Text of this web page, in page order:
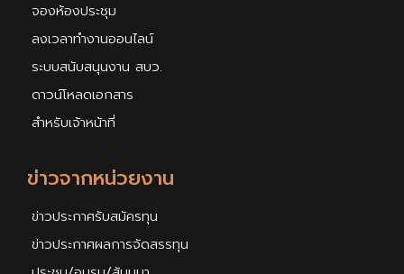
ข่าวจากหน่วยงาน
ข่าวประกาศรับสมัครทุน
ข่าวประกาศผลการจัดสรรทุน
จองห้องประชุม
ลงเวลาทำงานออนไลน์
ระบบสนับสนุนงาน สบว.
ดาวน์โหลดเอกสาร
สำหรับเจ้าหน้าที่